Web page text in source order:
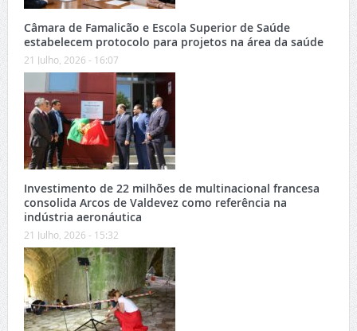
Câmara de Famalicão e Escola Superior de Saúde
estabelecem protocolo para projetos na área da saúde
21 Julho, 2026 - 16:07
Investimento de 22 milhões de multinacional francesa
consolida Arcos de Valdevez como referência na
indústria aeronáutica
21 Julho, 2026 - 15:32